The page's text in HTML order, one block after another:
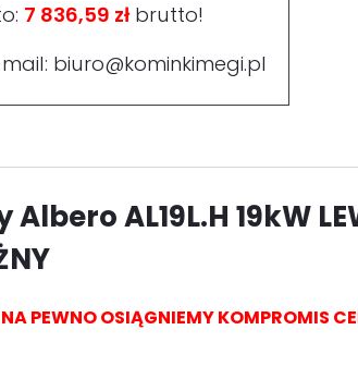
7 836,59 złbrutto!
biuro@kominkimegi.pl
AlberoAL19L.H 19kW
PEWNO OSIĄGNIEMY KOMPROMIS